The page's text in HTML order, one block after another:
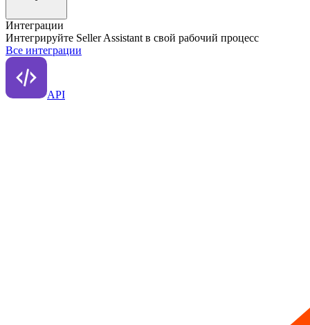
Интеграции
Интегрируйте Seller Assistant в свой рабочий процесс
Все интеграции
API